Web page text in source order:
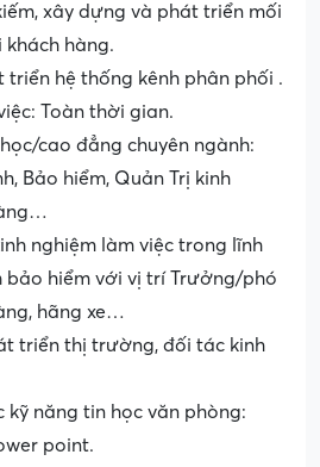
xây dựng và phát triển mối
hàng.
triển hệ thống kênh phân phối .
Toàn thời gian.
cao đẳng chuyên ngành:
Bảo hiểm, Quản Trị kinh
nghiệm làm việc trong lĩnh
bảo hiểm với vị trí Trưởng/phó
hãng xe…
triển thị trường, đối tác kinh
kỹ năng tin học văn phòng:
point.